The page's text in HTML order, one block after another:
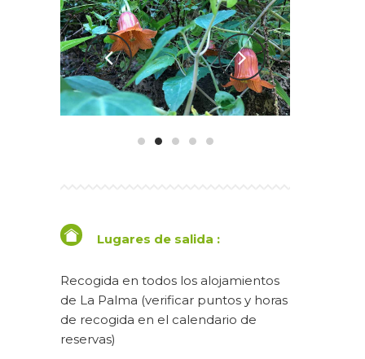
Lugares de salida :
Recogida en todos los alojamientos
de La Palma (verificar puntos y horas
de recogida en el calendario de
reservas)